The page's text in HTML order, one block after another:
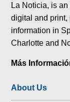
La Noticia, is
digital and
information in
Charlotte and
Más
About Us